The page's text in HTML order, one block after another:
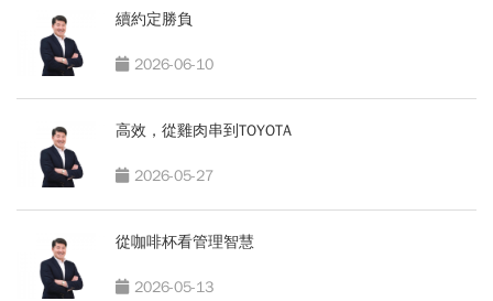
續約定勝負
2026-06-10
高效，從雞肉串到TOYOTA
2026-05-27
從咖啡杯看管理智慧
2026-05-13